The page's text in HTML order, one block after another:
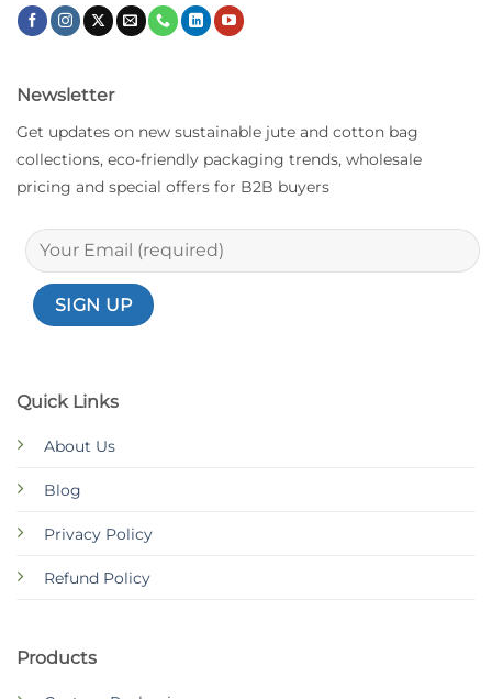
Quick Links
About Us
Blog
Privacy Policy
Refund Policy
Products
Newsletter
Get updates on new sustainable jute and cotton bag
collections, eco-friendly packaging trends, wholesale
pricing and special offers for B2B buyers